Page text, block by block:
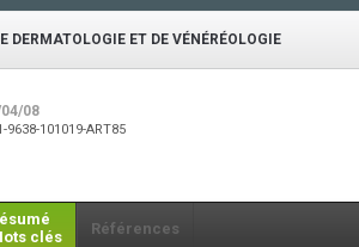
DERMATOLOGIE ET DE VÉNÉRÉOLOGIE
08
9638-101019-ART85
clés
Références